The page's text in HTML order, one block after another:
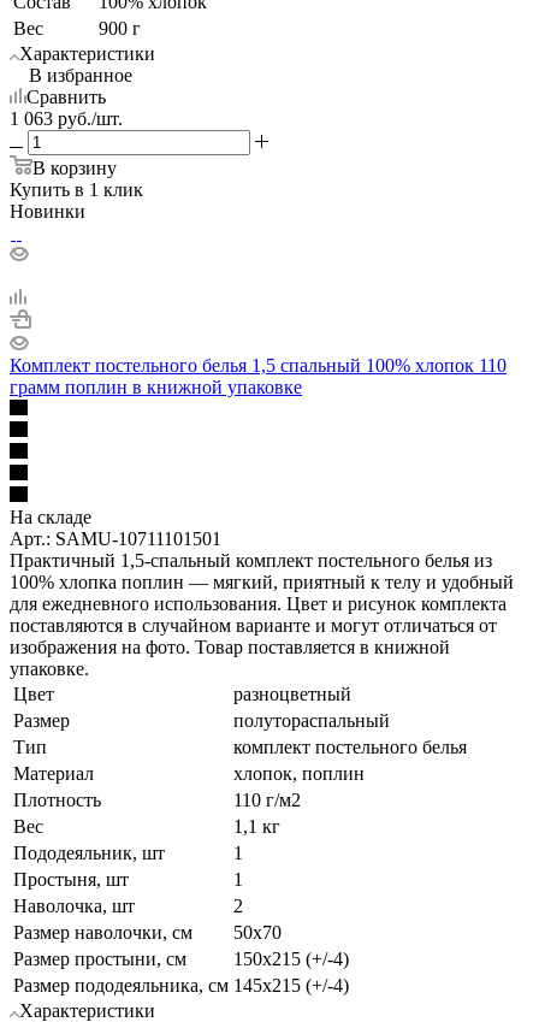
Вес
900 г
Характеристики
В избранное
Сравнить
1 063 руб./шт.
В корзину
Купить в 1 клик
Новинки
Комплект постельного белья 1,5 спальный 100% хлопок 110
грамм поплин в книжной упаковке
На складе
Арт.: SAMU-10711101501
Практичный 1,5-спальный комплект постельного белья из
100% хлопка поплин — мягкий, приятный к телу и удобный
для ежедневного использования. Цвет и рисунок комплекта
поставляются в случайном варианте и могут отличаться от
изображения на фото. Товар поставляется в книжной
упаковке.
Цвет
разноцветный
Размер
полутораспальный
Тип
комплект постельного белья
Материал
хлопок, поплин
Плотность
110 г/м2
Вес
1,1 кг
Пододеяльник, шт
1
Простыня, шт
1
Наволочка, шт
2
Размер наволочки, см
50х70
Размер простыни, см
150х215 (+/-4)
Размер пододеяльника, см 145х215 (+/-4)
Характеристики